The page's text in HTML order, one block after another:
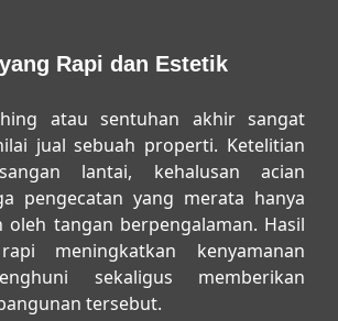
Rapi dan Estetik
atau sentuhan akhir sangat
jual sebuah properti. Ketelitian
lantai, kehalusan acian
pengecatan yang merata hanya
oleh tangan berpengalaman. Hasil
meningkatkan kenyamanan
sekaligus memberikan
tersebut.